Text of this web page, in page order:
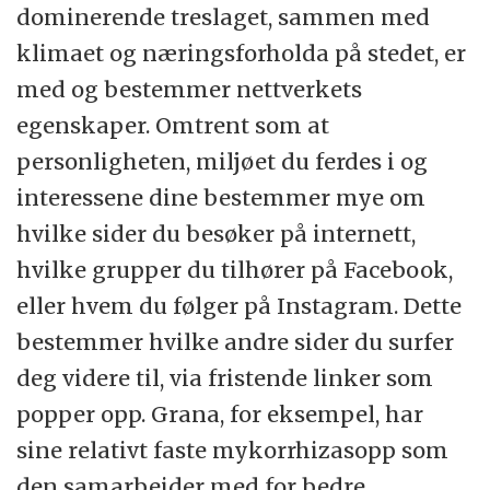
dominerende treslaget, sammen med
klimaet og næringsforholda på stedet, er
med og bestemmer nettverkets
egenskaper. Omtrent som at
personligheten, miljøet du ferdes i og
interessene dine bestemmer mye om
hvilke sider du besøker på internett,
hvilke grupper du tilhører på Facebook,
eller hvem du følger på Instagram. Dette
bestemmer hvilke andre sider du surfer
deg videre til, via fristende linker som
popper opp. Grana, for eksempel, har
sine relativt faste mykorrhizasopp som